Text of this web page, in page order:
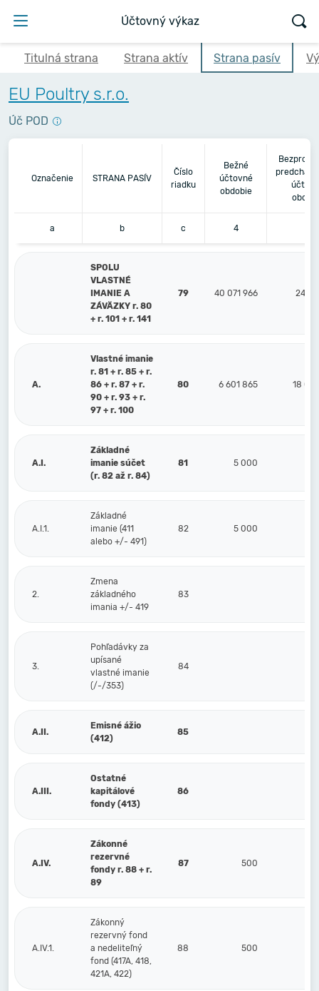
Účtovný výkaz
Titulná strana Strana aktív Strana pasív
EU Poultry s.r.o.
Úč POD
Označenie STRANA PASÍV
Číslo
riadku
Bežné
účtovné
obdobie
a b c 4
SPOLU
VLASTNÉ
IMANIE A
ZÁVÄZKY r. 80
+ r. 101 + r. 141
79 40 071 966 24
A.
Vlastné imanie
r. 81 + r. 85 + r.
86 + r. 87 + r.
90 + r. 93 + r.
97 + r. 100
80 6 601 865 18
A.I.
Základné
imanie súčet
(r. 82 až r. 84)
81 5 000
A.I.1.
Základné
imanie (411
alebo +/- 491)
82 5 000
2.
Zmena
základného
imania +/- 419
83
3.
Pohľadávky za
upísané
vlastné imanie
(/-/353)
84
A.II.
Emisné ážio
(412)
85
A.III.
Ostatné
kapitálové
fondy (413)
86
A.IV.
Zákonné
rezervné
fondy r. 88 + r.
89
87 500
A.IV.1.
Zákonný
rezervný fond
a nedeliteľný
fond (417A, 418,
421A, 422)
88 500